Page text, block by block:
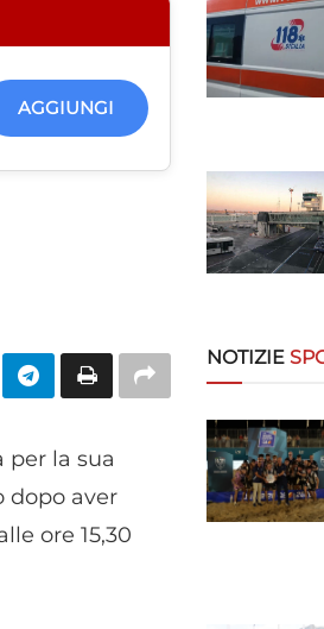
AGGIUNGI
per la sua
dopo aver
ore 15,30
NOTIZIE